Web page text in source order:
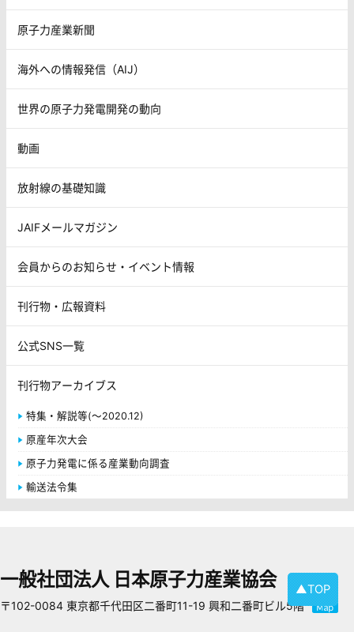
原子力産業新聞
海外への情報発信（AIJ）
世界の原子力発電開発の動向
動画
放射線の基礎知識
JAIFメールマガジン
会員からのお知らせ・イベント情報
刊行物・広報資料
公式SNS一覧
刊行物アーカイブス
特集・解説等(～2020.12)
原産年次大会
原子力発電に係る産業動向調査
輸送法令集
▲TOP
一般社団法人 日本原子力産業協会
〒102-0084 東京都千代田区二番町11-19 興和二番町ビル5階